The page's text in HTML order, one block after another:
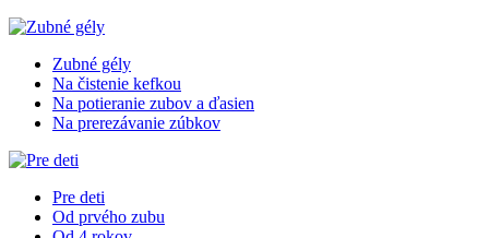
Zubné gély
Na čistenie kefkou
Na potieranie zubov a ďasien
Na prerezávanie zúbkov
Pre deti
Od prvého zubu